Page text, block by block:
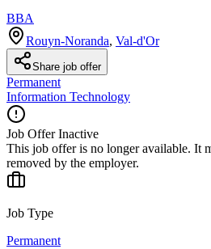
BBA
Rouyn-Noranda, Val-d'Or
Share job offer
Permanent
Information Technology
Job Offer Inactive
This job offer is no longer available. It
removed by the employer.
Job Type
Permanent